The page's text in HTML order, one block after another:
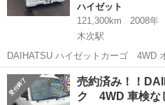
ハイゼット
121,300km
2008年
木次駅
DAIHATSU ハイゼットカーゴ 4WD オートマ‼︎ 希少な
が入荷いたしました。 所々サビ、傷
ス上部にに目立つ錆があります。写真にて
は抹消中にな...
島根 雲南市 木次駅
売約済み！！
ク 4WD 車検な